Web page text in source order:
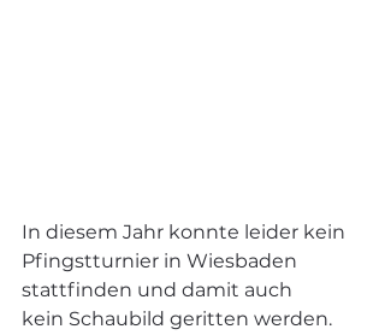
In diesem Jahr konnte leider kein
Pfingstturnier in Wiesbaden
stattfinden und damit auch
kein Schaubild geritten werden.